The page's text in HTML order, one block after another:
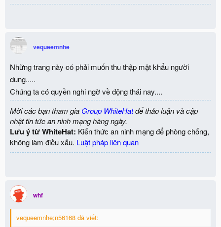
vequeemnhe
Những trang này có phải muốn thu thập mật khẩu người
dung.....
Chúng ta có quyền nghi ngờ về động thái nay....
Mời các bạn tham gia Group WhiteHatđể thảo luận và cập
nhật tin tức an ninh mạng hàng ngày.
Lưu ý từ WhiteHat: Kiến thức an ninh mạng để phòng chống,
không làm điều xấu. Luật pháp liên quan
whf
vequeemnhe;n56168 đã viết: